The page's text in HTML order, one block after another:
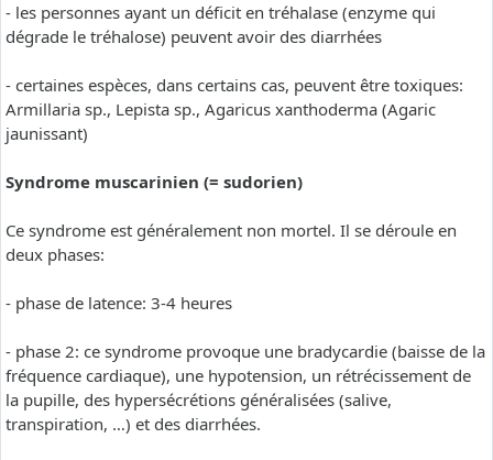
- les personnes ayant un déficit en tréhalase (enzyme qui
dégrade le tréhalose) peuvent avoir des diarrhées
- certaines espèces, dans certains cas, peuvent être toxiques:
Armillaria sp., Lepista sp., Agaricus xanthoderma (Agaric
jaunissant)
Syndrome muscarinien (= sudorien)
Ce syndrome est généralement non mortel. Il se déroule en
deux phases:
- phase de latence: 3-4 heures
- phase 2: ce syndrome provoque une bradycardie (baisse de la
fréquence cardiaque), une hypotension, un rétrécissement de
la pupille, des hypersécrétions généralisées (salive,
transpiration, …) et des diarrhées.